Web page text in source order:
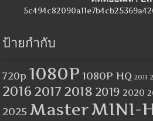
ป้ายกำกับ
720p 1080P 1080P HQ 2011
2016 2017 2018 2019 2020
2025 MasterMINI-